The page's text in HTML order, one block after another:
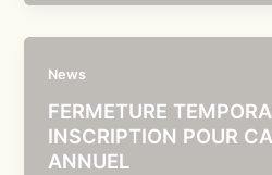
News
FERMETURE
INSCRIPTION POUR
ANNUEL